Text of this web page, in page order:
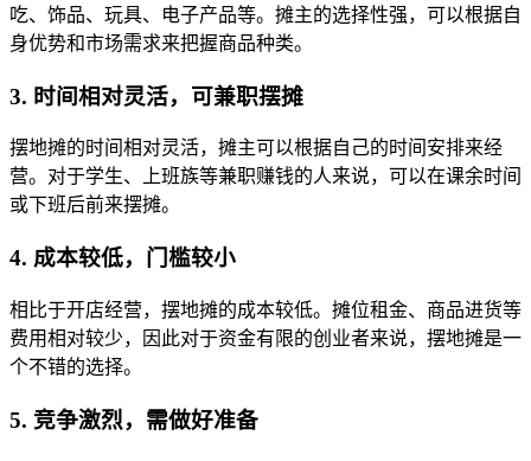
吃、饰品、玩具、电子产品等。摊主的选择性强，可以根据自
身优势和市场需求来把握商品种类。
3. 时间相对灵活，可兼职摆摊
摆地摊的时间相对灵活，摊主可以根据自己的时间安排来经
营。对于学生、上班族等兼职赚钱的人来说，可以在课余时间
或下班后前来摆摊。
4. 成本较低，门槛较小
相比于开店经营，摆地摊的成本较低。摊位租金、商品进货等
费用相对较少，因此对于资金有限的创业者来说，摆地摊是一
个不错的选择。
5. 竞争激烈，需做好准备